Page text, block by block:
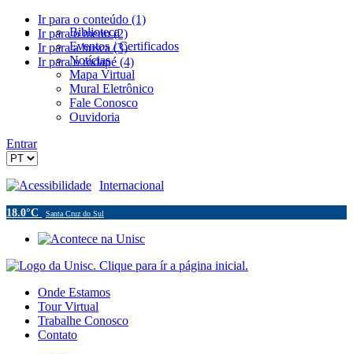
Ir para o conteúdo (1)
Ir para o menu (2)
Ir para a busca (3)
Ir para o rodapé (4)
Biblioteca
Eventos / Certificados
Notícias
Mapa Virtual
Mural Eletrônico
Fale Conosco
Ouvidoria
Entrar
Acessibilidade Internacional
18.0°C Santa Cruz do Sul
Onde Estamos
Tour Virtual
Trabalhe Conosco
Contato